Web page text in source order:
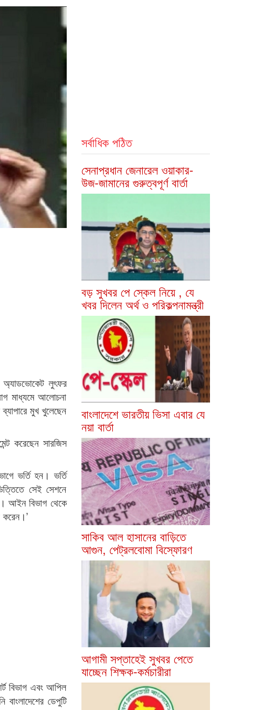
অ্যাডভোকেট লুৎফর
মাধ্যমে আলোচনা
মুখ খুলেছেন
করেছেন সারজিস
ভর্তি হন। ভর্তি
সেই সেশনে
আইন বিভাগ থেকে
বিভাগ এবং আপিল
ডেপুটি
সর্বাধিক পঠিত
সেনাপ্রধান জেনারেল ওয়াকার-
উজ-জামানের গুরুত্বপূর্ণ বার্তা
বড় সুখবর পে স্কেল নিয়ে , যে
খবর দিলেন অর্থ ও পরিকল্পনামন্ত্রী
বাংলাদেশে ভারতীয় ভিসা এবার যে
নয়া বার্তা
সাকিব আল হাসানের বাড়িতে
আগুন, পেট্রলবোমা বিস্ফোরণ
আগামী সপ্তাহেই সুখবর পেতে
যাচ্ছেন শিক্ষক-কর্মচারীরা